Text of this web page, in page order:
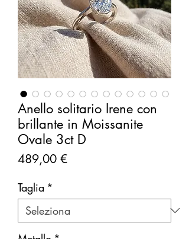
Anello solitario Irene con
brillante in Moissanite
Ovale 3ct D
489,00 €Prezzo
Taglia *